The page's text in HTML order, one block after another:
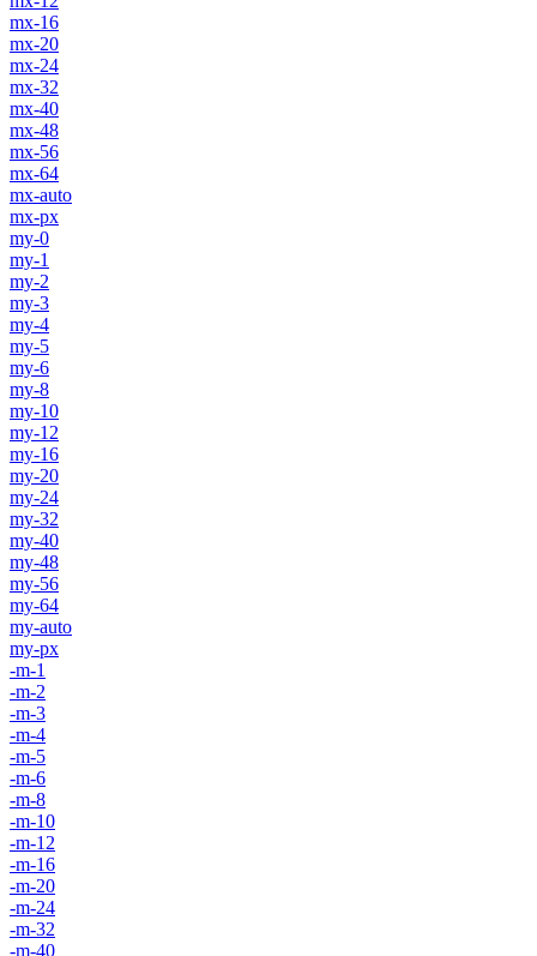
mx-16
mx-20
mx-24
mx-32
mx-40
mx-48
mx-56
mx-64
mx-auto
mx-px
my-0
my-1
my-2
my-3
my-4
my-5
my-6
my-8
my-10
my-12
my-16
my-20
my-24
my-32
my-40
my-48
my-56
my-64
my-auto
my-px
-m-1
-m-2
-m-3
-m-4
-m-5
-m-6
-m-8
-m-10
-m-12
-m-16
-m-20
-m-24
-m-32
-m-40